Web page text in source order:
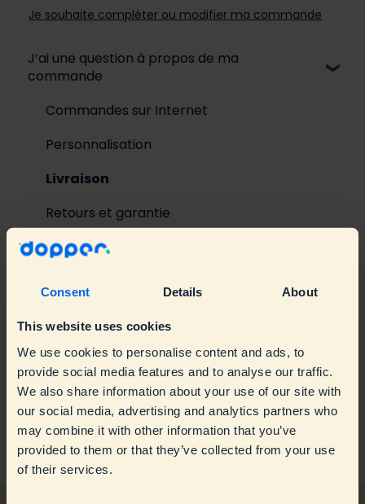
Consent Details About
This website uses cookies
We use cookies to personalise content and ads, to
provide social media features and to analyse our traffic.
We also share information about your use of our site with
our social media, advertising and analytics partners who
may combine it with other information that you’ve
provided to them or that they’ve collected from your use
of their services.
Je souhaite compléter ou modifier ma commande
J’ai une question à propos de ma
commande
Commandes sur Internet
Personnalisation
Livraison
Retours et garantie
Conditions générales des concours
Durabilité
Entretien de la gourde
Accessoires
Dopper Water Tap
Dopper
Troubleshooting
Warranty & Replacements
Spare parts
À propos des commandes d’entreprise
Entreprises
Détaillants
Dopper Water Tap
À propos de Dopper
Informations générales
Durabilité
Contacter le centre d’assistance